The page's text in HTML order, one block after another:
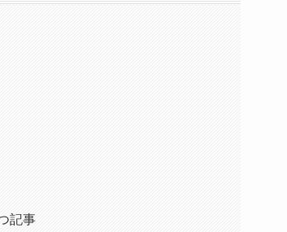
記事